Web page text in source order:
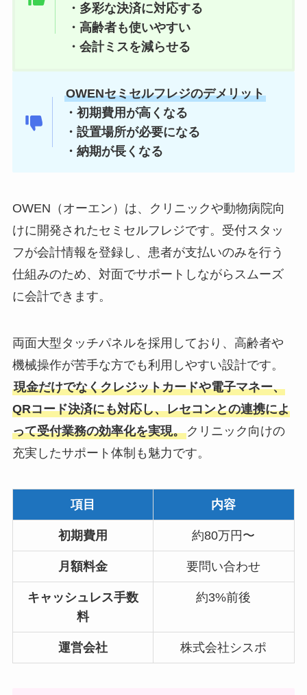
・多彩な決済に対応する
・高齢者も使いやすい
・会計ミスを減らせる
OWENセミセルフレジのデメリット
・初期費用が高くなる
・設置場所が必要になる
・納期が長くなる
OWEN（オーエン）は、クリニックや動物病院向
けに開発されたセミセルフレジです。受付スタッ
フが会計情報を登録し、患者が支払いのみを行う
仕組みのため、対面でサポートしながらスムーズ
に会計できます。
両面大型タッチパネルを採用しており、高齢者や
機械操作が苦手な方でも利用しやすい設計です。
現金だけでなくクレジットカードや電子マネー、
QRコード決済にも対応し、レセコンとの連携によ
って受付業務の効率化を実現。クリニック向けの
充実したサポート体制も魅力です。
項目 内容
初期費用 約80万円〜
月額料金 要問い合わせ
キャッシュレス手数
料
約3%前後
運営会社 株式会社シスポ